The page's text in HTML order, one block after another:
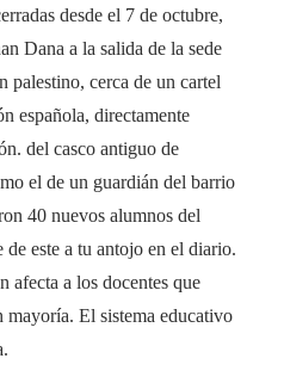
desde el 7 de octubre,
Dana a la salida de la sede
palestino, cerca de un cartel
española, directamente
del casco antiguo de
el de un guardián del barrio
40 nuevos alumnos del
este a tu antojo en el diario.
afecta a los docentes que
mayoría. El sistema educativo